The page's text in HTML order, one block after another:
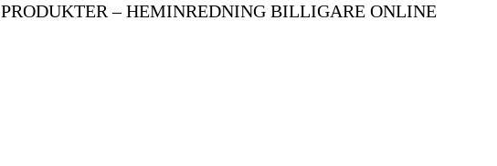
– HEMINREDNING BILLIGARE ONLINE